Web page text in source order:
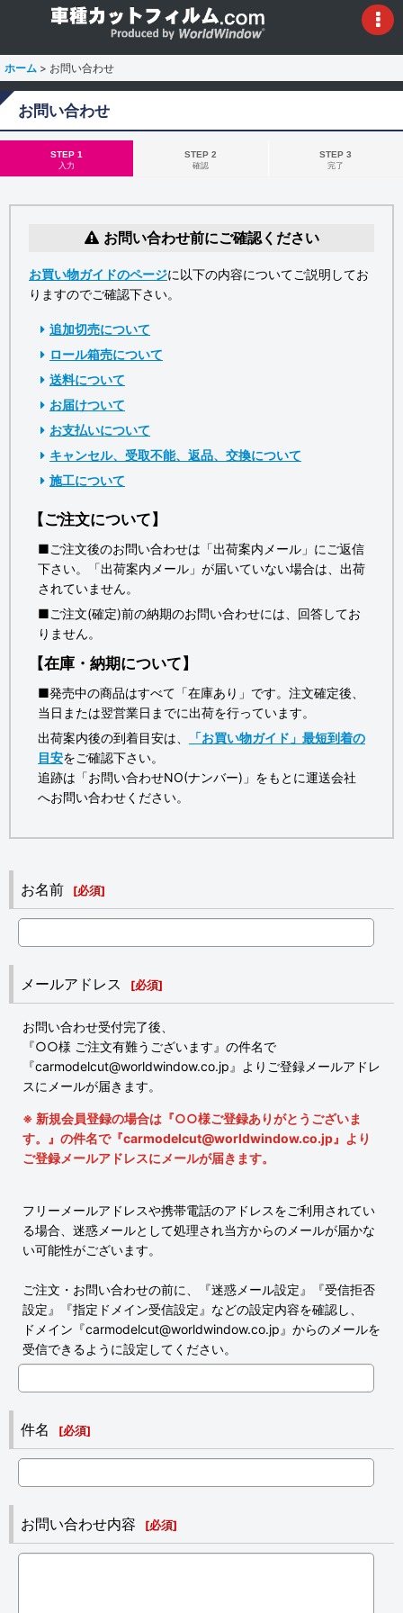
ホーム > お問い合わせ
お問い合わせ
STEP 1
入力
STEP 2
確認
STEP 3
完了
お問い合わせ前にご確認ください
お買い物ガイドのページに以下の内容についてご説明してお
りますのでご確認下さい。
追加切売について
ロール箱売について
送料について
お届けついて
お支払いについて
キャンセル、受取不能、返品、交換について
施工について
【ご注文について】
■ご注文後のお問い合わせは「出荷案内メール」にご返信
下さい。「出荷案内メール」が届いていない場合は、出荷
されていません。
■ご注文(確定)前の納期のお問い合わせには、回答してお
りません。
【在庫・納期について】
■発売中の商品はすべて「在庫あり」です。注文確定後、
当日または翌営業日までに出荷を行っています。
出荷案内後の到着目安は、
「お買い物ガイド」最短到着の
目安をご確認下さい。
追跡は「お問い合わせNO(ナンバー)」をもとに運送会社
へお問い合わせください。
お名前 [必須]
メールアドレス [必須]
お問い合わせ受付完了後、
『○○様 ご注文有難うございます』の件名で
『carmodelcut@worldwindow.co.jp』よりご登録メールアドレ
スにメールが届きます。
※ 新規会員登録の場合は『○○様ご登録ありがとうございま
す。』の件名で『carmodelcut@worldwindow.co.jp』より
ご登録メールアドレスにメールが届きます。
フリーメールアドレスや携帯電話のアドレスをご利用されてい
る場合、迷惑メールとして処理され当方からのメールが届かな
い可能性がございます。
ご注文・お問い合わせの前に、『迷惑メール設定』『受信拒否
設定』『指定ドメイン受信設定』などの設定内容を確認し、
ドメイン『carmodelcut@worldwindow.co.jp』からのメールを
受信できるように設定してください。
件名 [必須]
お問い合わせ内容 [必須]